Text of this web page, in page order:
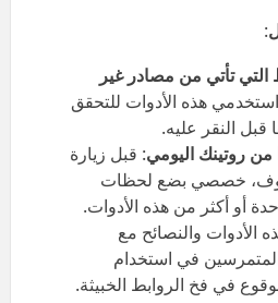
:
تأتي من مصادر غير
هذه الأدوات للتحقق
النقر عليه.
روتينك اليومي: قبل زيارة
خصصي بضع لحظات
أو أكثر من هذه الأدوات.
الأدوات والنصائح مع
في استخدام
في فخ الروابط الخبيثة.